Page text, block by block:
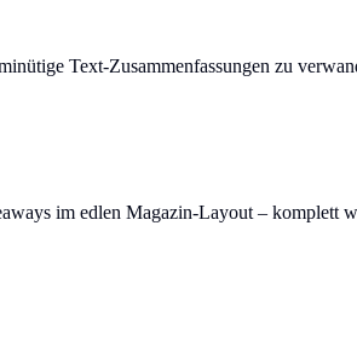
Text-Zusammenfassungen zu
im edlen Magazin-Layout – komplett